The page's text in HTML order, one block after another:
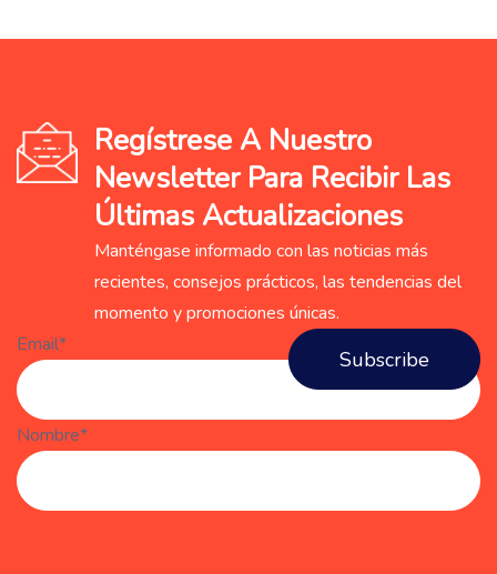
Regístrese A Nuestro
Newsletter Para Recibir Las
Últimas Actualizaciones
Manténgase informado con las noticias más
recientes, consejos prácticos, las tendencias del
momento y promociones únicas.
Email*
Nombre*